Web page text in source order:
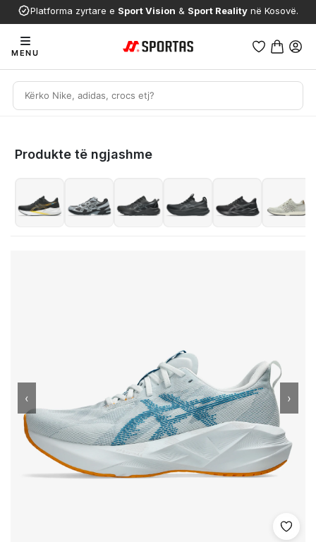
Platforma zyrtare e Sport Vision & Sport Reality në Kosovë.
MENU
Produkte të ngjashme
Shto
‹ ›